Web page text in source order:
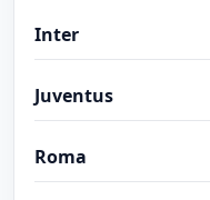
Inter
Juventus
Roma